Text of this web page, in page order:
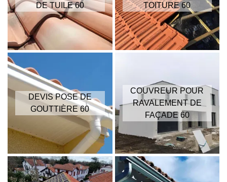
DE TUILE 60
TOITURE 60
DEVIS POSE DE
GOUTTIÈRE 60
COUVREUR POUR
RAVALEMENT DE
FAÇADE 60